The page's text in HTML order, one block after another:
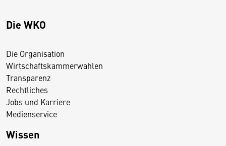
Die WKO
Die Organisation
Wirtschaftskammerwahlen
Transparenz
Rechtliches
Jobs und Karriere
Medienservice
Wissen